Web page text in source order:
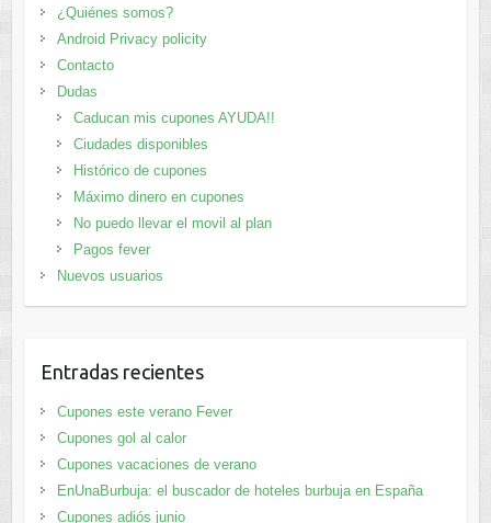
¿Quiénes somos?
Android Privacy policity
Contacto
Dudas
Caducan mis cupones AYUDA!!
Ciudades disponibles
Histórico de cupones
Máximo dinero en cupones
No puedo llevar el movil al plan
Pagos fever
Nuevos usuarios
Entradas recientes
Cupones este verano Fever
Cupones gol al calor
Cupones vacaciones de verano
EnUnaBurbuja: el buscador de hoteles burbuja en España
Cupones adiós junio